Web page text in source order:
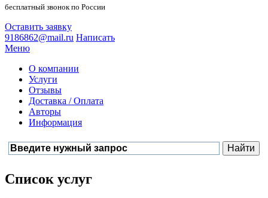
бесплатный звонок по России
Оставить заявку
9186862@mail.ru Написать
Меню
О компании
Услуги
Отзывы
Доставка / Оплата
Авторы
Информация
Список услуг